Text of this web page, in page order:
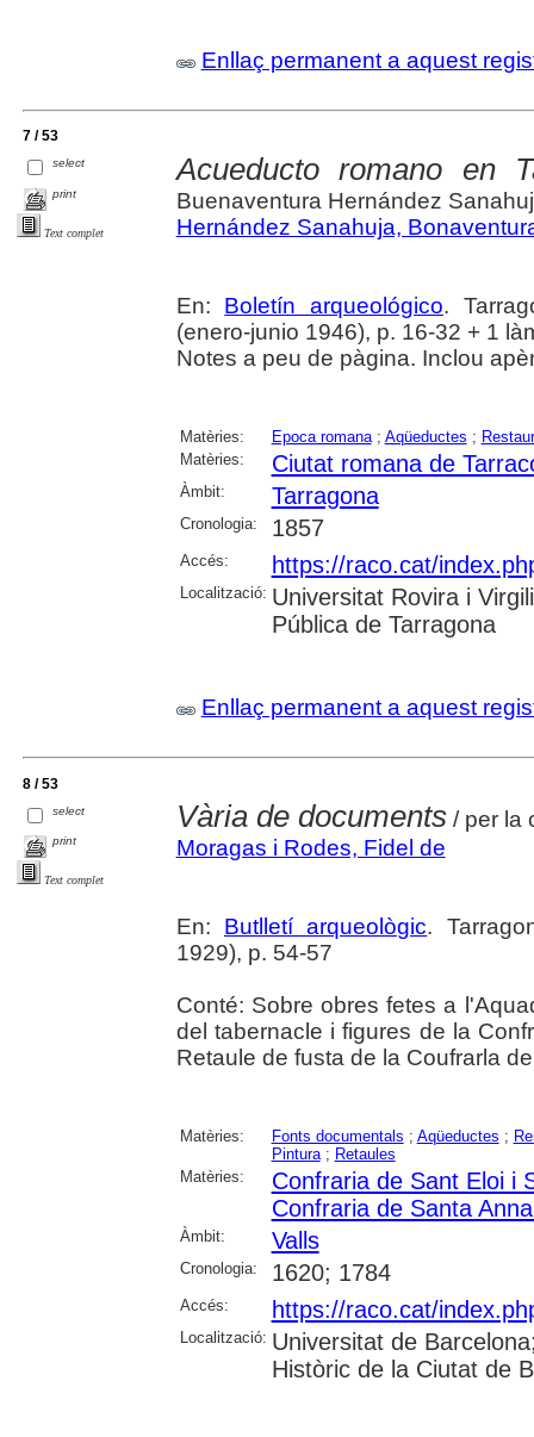
Enllaç permanent a aquest
7 / 53
select
print
Text complet
Acueducto romano en
Buenaventura Hernández
Hernández Sanahuja,
En: Boletín arqueológico.
(enero-junio 1946), p. 16-32 + 1
Notes a peu de pàgina. Inclou
Matèries: Epoca romana; Aqüeductes ;
Matèries:
Ciutat romana de
Àmbit: Tarragona
Cronologia: 1857
Accés: https://raco.cat/
Localització: Universitat Rovira i
Pública de Tarragona
Enllaç permanent a aquest
8 / 53
select
print
Text complet
Vària de documents/ per la
Moragas i Rodes, Fidel de
En: Butlletí arqueològic.
1929), p. 54-57
Conté: Sobre obres fetes a
del tabernacle i figures de la
Retaule de fusta de la Coufrarla
Matèries: Fonts documentals ; Aqüeductes ;
Pintura; Retaules
Matèries:
Confraria de Sant Eloi i
Confraria de Santa
Àmbit: Valls
Cronologia: 1620; 1784
Accés: https://raco.cat/
Localització: Universitat de
Històric de la Ciutat de